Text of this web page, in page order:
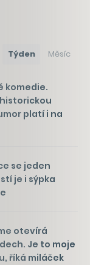
Týden Měsíc
komedie.
platí i na
se jeden
je i sýpka
otevírá
Je to moje
říká miláček